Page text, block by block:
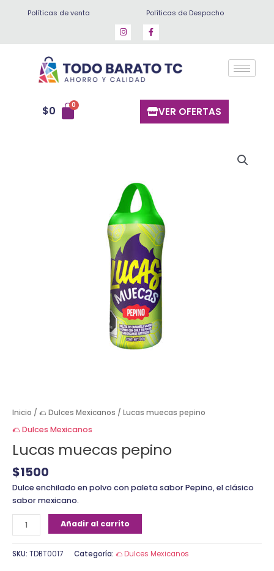
Políticas de venta Políticas de Despacho
$0 VER OFERTAS
Inicio / 🌮 Dulces Mexicanos / Lucas muecas pepino
🌮 Dulces Mexicanos
Lucas muecas pepino
$1500
Dulce enchilado en polvo con paleta sabor Pepino, el clásico
sabor mexicano.
Añadir al carrito
SKU: TDBT0017 Categoría: 🌮 Dulces Mexicanos